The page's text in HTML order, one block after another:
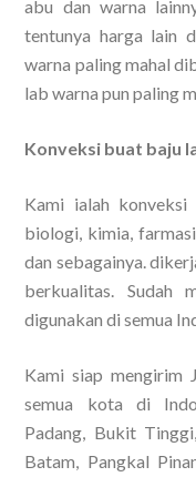
abu dan warna
tentunya harga lain
warna paling mahal
lab warna pun paling
Konveksi buat baju
Kami ialah
biologi, kimia,
dan sebagainya.
berkualitas. Sudah
digunakan di semua
Kami siap mengirim
semua kota di
Padang, Bukit
Batam, Pangkal